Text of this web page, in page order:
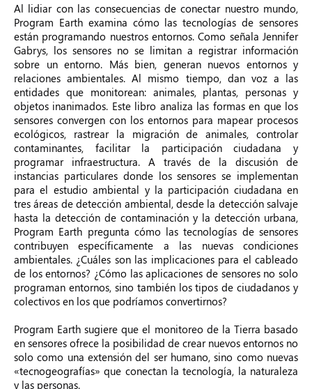
Al lidiar con las consecuencias de conectar nuestro mundo,
Program Earth examina cómo las tecnologías de sensores
están programando nuestros entornos. Como señala Jennifer
Gabrys, los sensores no se limitan a registrar información
sobre un entorno. Más bien, generan nuevos entornos y
relaciones ambientales. Al mismo tiempo, dan voz a las
entidades que monitorean: animales, plantas, personas y
objetos inanimados. Este libro analiza las formas en que los
sensores convergen con los entornos para mapear procesos
ecológicos, rastrear la migración de animales, controlar
contaminantes, facilitar la participación ciudadana y
programar infraestructura. A través de la discusión de
instancias particulares donde los sensores se implementan
para el estudio ambiental y la participación ciudadana en
tres áreas de detección ambiental, desde la detección salvaje
hasta la detección de contaminación y la detección urbana,
Program Earth pregunta cómo las tecnologías de sensores
contribuyen específicamente a las nuevas condiciones
ambientales. ¿Cuáles son las implicaciones para el cableado
de los entornos? ¿Cómo las aplicaciones de sensores no solo
programan entornos, sino también los tipos de ciudadanos y
colectivos en los que podríamos convertirnos?
Program Earth sugiere que el monitoreo de la Tierra basado
en sensores ofrece la posibilidad de crear nuevos entornos no
solo como una extensión del ser humano, sino como nuevas
«tecnogeografías» que conectan la tecnología, la naturaleza
y las personas.